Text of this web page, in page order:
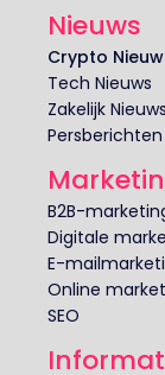
Nieuws
Crypto
Tech Nieuws
Zakelijk Nieuws
Persberichten
B2B-
Digitale
E-
Online
SEO